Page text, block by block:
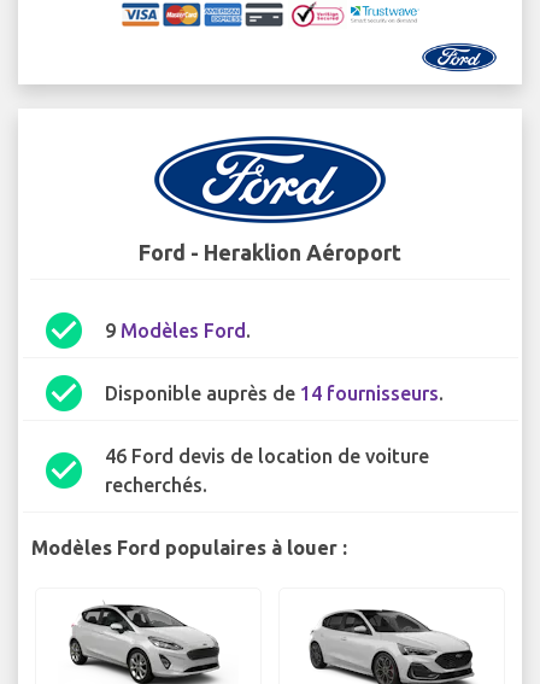
Ford - Heraklion Aéroport
check_circle 9 Modèles Ford.
check_circle Disponible auprès de 14 fournisseurs.
check_circle
46 Ford devis de location de voiture
recherchés.
Modèles Ford populaires à louer :